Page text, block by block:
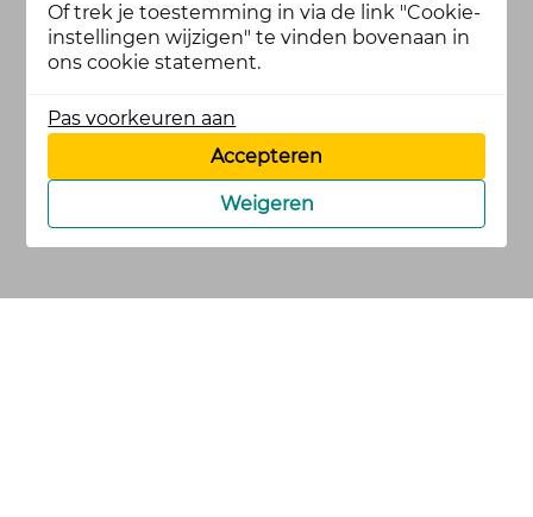
Of trek je toestemming in via de link "Cookie-
instellingen wijzigen" te vinden bovenaan in
ons cookie statement.
Pas voorkeuren aan
Accepteren
Weigeren